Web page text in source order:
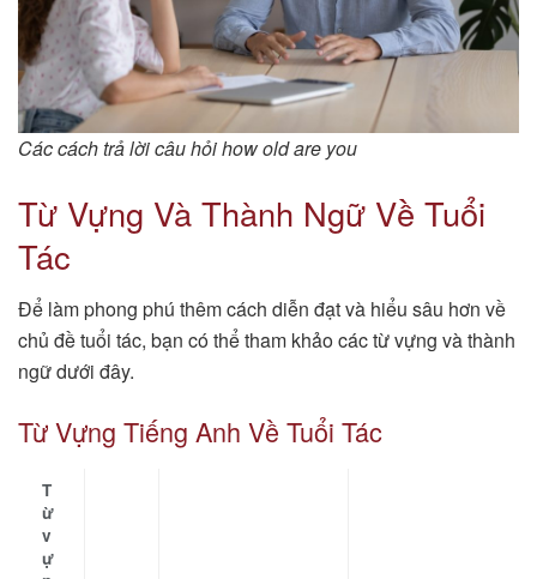
Các cách trả lời câu hỏi how old are you
Từ Vựng Và Thành Ngữ Về Tuổi
Tác
Để làm phong phú thêm cách diễn đạt và hiểu sâu hơn về
chủ đề tuổi tác, bạn có thể tham khảo các từ vựng và thành
ngữ dưới đây.
Từ Vựng Tiếng Anh Về Tuổi Tác
T
ừ
v
ự